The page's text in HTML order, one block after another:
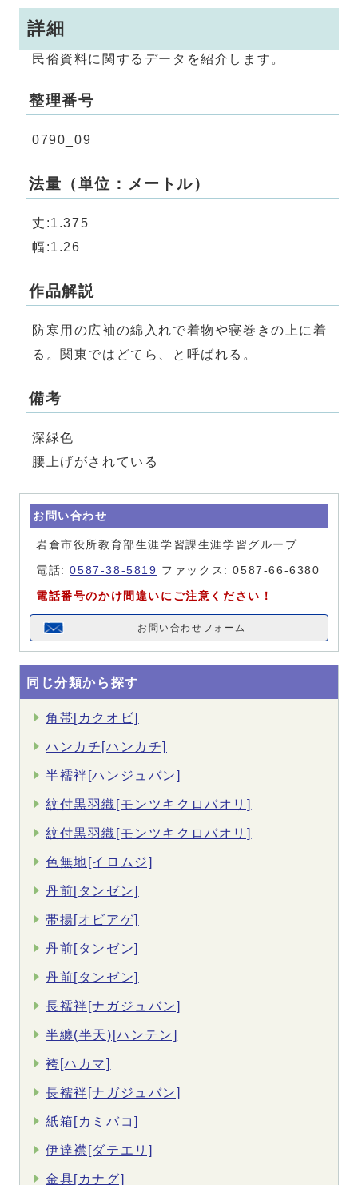
詳細
民俗資料に関するデータを紹介します。
整理番号
0790_09
法量（単位：メートル）
丈:1.375
幅:1.26
作品解説
防寒用の広袖の綿入れで着物や寝巻きの上に着
る。関東ではどてら、と呼ばれる。
備考
深緑色
腰上げがされている
お問い合わせ
岩倉市役所教育部生涯学習課生涯学習グループ
電話:0587-38-5819 ファックス: 0587-66-6380
電話番号のかけ間違いにご注意ください！
お問い合わせフォーム
同じ分類から探す
角帯[カクオビ]
ハンカチ[ハンカチ]
半襦袢[ハンジュバン]
紋付黒羽織[モンツキクロバオリ]
紋付黒羽織[モンツキクロバオリ]
色無地[イロムジ]
丹前[タンゼン]
帯揚[オビアゲ]
丹前[タンゼン]
丹前[タンゼン]
長襦袢[ナガジュバン]
半纏(半天)[ハンテン]
袴[ハカマ]
長襦袢[ナガジュバン]
紙箱[カミバコ]
伊達襟[ダテエリ]
金具[カナグ]